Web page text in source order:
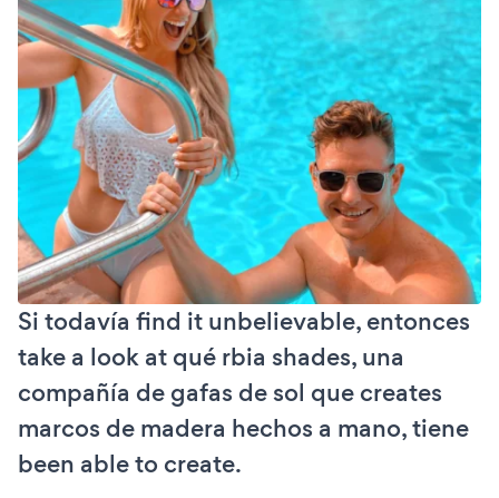
Si todavía find it unbelievable, entonces
take a look at qué rbia shades, una
compañía de gafas de sol que creates
marcos de madera hechos a mano, tiene
been able to create.